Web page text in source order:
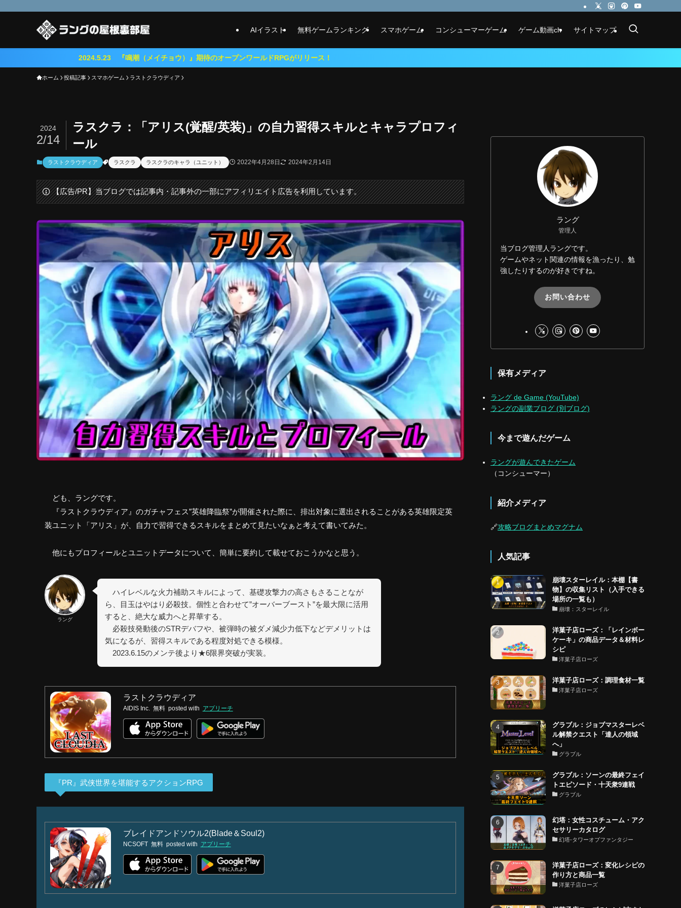
AIイラスト 無料ゲームランキング スマホゲーム コンシューマーゲーム ゲーム動画ch サイトマップ
2024.5.23 『鳴潮（メイチョウ）』期待のオープンワールドRPGがリリース！
ホーム 投稿記事 スマホゲーム ラストクラウディア
ラスクラ：「アリス(覚醒/英装)」の自力習得スキルとキャラプロフィ
ール
2024
2/14
ラストクラウディア ラスクラ ラスクラのキャラ（ユニット） 2022年4月28日 2024年2月14日
【広告/PR】当ブログでは記事内・記事外の一部にアフィリエイト広告を利用しています。
ども、ラングです。
『ラストクラウディア』のガチャフェス”英雄降臨祭”が開催された際に、排出対象に選出されることがある英雄限定英
装ユニット「アリス」が、自力で習得できるスキルをまとめて見たいなぁと考えて書いてみた。
他にもプロフィールとユニットデータについて、簡単に要約して載せておこうかなと思う。
ラング
ハイレベルな火力補助スキルによって、基礎攻撃力の高さもさることなが
ら、目玉はやはり必殺技。個性と合わせて”オーバーブースト”を最大限に活用
すると、絶大な威力へと昇華する。
必殺技発動後のSTRデバフや、被弾時の被ダメ減少力低下などデメリットは
気になるが、習得スキルである程度対処できる模様。
2023.6.15のメンテ後より★6限界突破が実装。
ラストクラウディア
AIDIS Inc. 無料 posted with アプリーチ
『PR』武侠世界を堪能するアクションRPG
ブレイドアンドソウル2(Blade＆Soul2)
NCSOFT 無料 posted with アプリーチ
ラング
管理人
当ブログ管理人ラングです。
ゲームやネット関連の情報を漁ったり、勉
強したりするのが好きですね。
お問い合わせ
保有メディア
ラング de Game (YouTube)
ラングの副業ブログ (別ブログ)
今まで遊んだゲーム
ラングが遊んできたゲーム
（コンシューマー）
紹介メディア
🔗攻略ブログまとめマグナム
人気記事
崩壊スターレイル：本棚【書
物】の収集リスト（入手できる
場所の一覧も）
崩壊：スターレイル
洋菓子店ローズ：「レインボー
ケーキ」の商品データ＆材料レ
シピ
洋菓子店ローズ
洋菓子店ローズ：調理食材一覧
洋菓子店ローズ
グラブル：ジョブマスターレベ
ル解禁クエスト「達人の領域
へ」
グラブル
グラブル：ソーンの最終フェイ
トエピソード・十天衆9連戦
グラブル
幻塔：女性コスチューム・アク
セサリーカタログ
幻塔-タワーオブファンタジー
洋菓子店ローズ：変化レシピの
作り方と商品一覧
洋菓子店ローズ